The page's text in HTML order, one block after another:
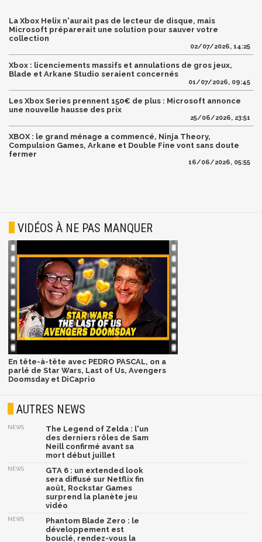
La Xbox Helix n'aurait pas de lecteur de disque, mais
Microsoft préparerait une solution pour sauver votre
collection
02/07/2026, 14:25
Xbox : licenciements massifs et annulations de gros jeux,
Blade et Arkane Studio seraient concernés
01/07/2026, 09:45
Les Xbox Series prennent 150€ de plus : Microsoft annonce
une nouvelle hausse des prix
25/06/2026, 23:51
XBOX : le grand ménage a commencé, Ninja Theory,
Compulsion Games, Arkane et Double Fine vont sans doute
fermer
16/06/2026, 05:55
VIDÉOS À NE PAS MANQUER
En tête-à-tête avec PEDRO PASCAL, on a
parlé de Star Wars, Last of Us, Avengers
Doomsday et DiCaprio
AUTRES NEWS
NEWS
The Legend of Zelda : l'un
des derniers rôles de Sam
Neill confirmé avant sa
mort début juillet
NEWS
GTA 6 : un extended look
sera diffusé sur Netflix fin
août, Rockstar Games
surprend la planète jeu
vidéo
NEWS
Phantom Blade Zero : le
développement est
bouclé, rendez-vous la